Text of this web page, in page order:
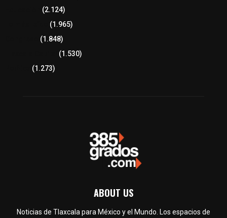
(2.124)
(1.965)
(1.848)
(1.530)
(1.273)
ABOUT US
Noticias de Tlaxcala para México y el Mundo. Los espacios de